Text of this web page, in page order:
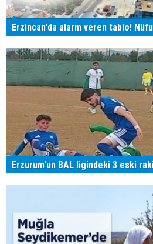
Erzincan'da alarm veren tablo!
Erzurum'un BAL ligindeki 3 eski